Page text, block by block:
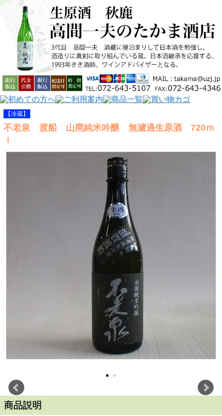
【冷蔵】
不老泉 渡船 山廃純米吟醸 無濾過生原酒 720ｍ
ｌ
商品説明